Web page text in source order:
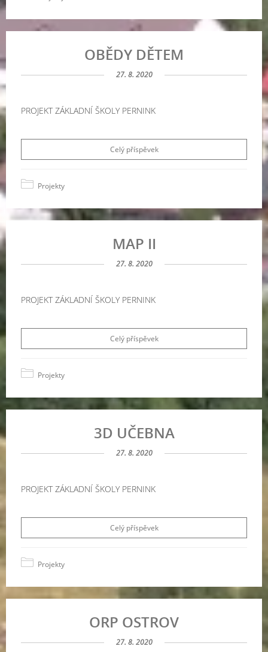
OBĚDY DĚTEM
27. 8. 2020
PROJEKT ZÁKLADNÍ ŠKOLY PERNINK
Celý příspěvek
Projekty
MAP II
27. 8. 2020
PROJEKT ZÁKLADNÍ ŠKOLY PERNINK
Celý příspěvek
Projekty
3D UČEBNA
27. 8. 2020
PROJEKT ZÁKLADNÍ ŠKOLY PERNINK
Celý příspěvek
Projekty
ORP OSTROV
27. 8. 2020